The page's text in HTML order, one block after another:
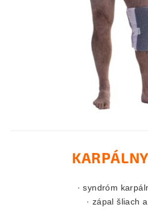
· syndróm
· zápal šliach